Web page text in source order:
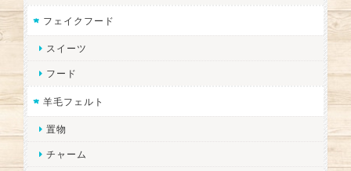
フェイクフード
スイーツ
フード
羊毛フェルト
置物
チャーム